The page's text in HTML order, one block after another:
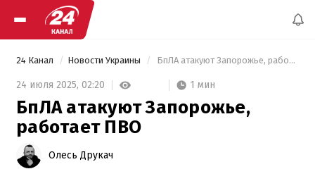
24 Канал Новости Украины БпЛА атакуют Запорожье, работает ПВО
24 июля 2025, 02:20 1 мин
БпЛА атакуют Запорожье,
работает ПВО
Олесь Друкач